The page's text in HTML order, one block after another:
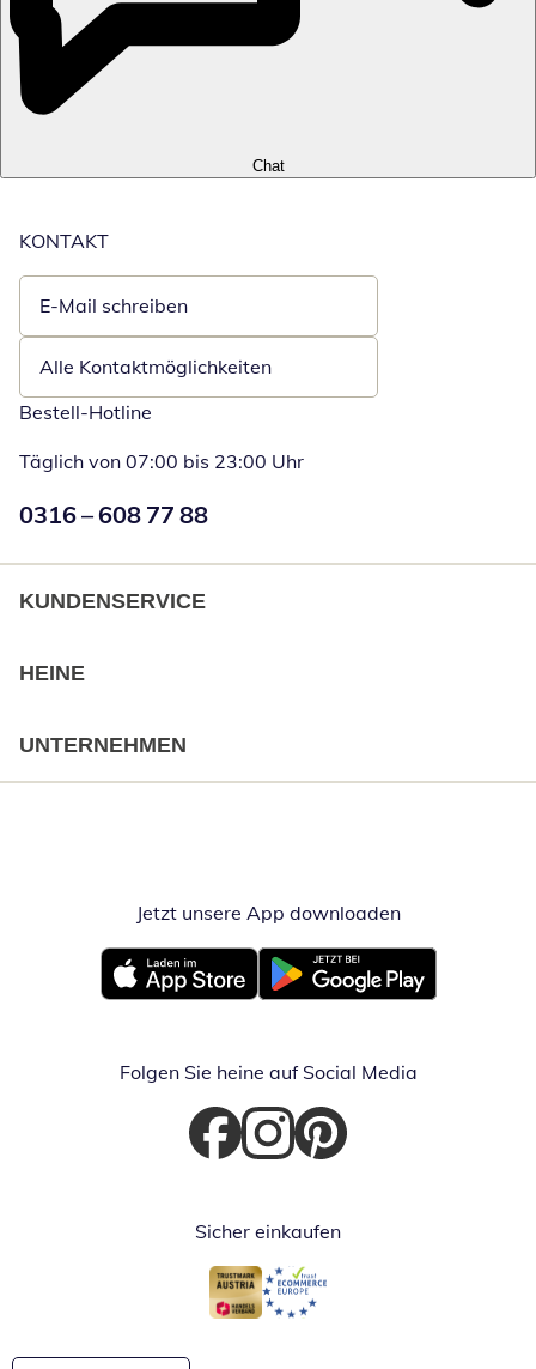
Chat
KONTAKT
E-Mail schreiben
Öffnet E-Mail-Client
Alle Kontaktmöglichkeiten
Bestell-Hotline
Täglich von 07:00 bis 23:00 Uhr
Numéro de téléphone:
0316 – 608 77 88
KUNDENSERVICE
HEINE
UNTERNEHMEN
Jetzt unsere App downloadenÖffnet in
Öffnet in neuem FensterÖffnet in neuem Fenster
Folgen Sie heine auf Social Media
Öffnet in neuem Fenster
Öffnet in neuem Fenster
Öffnet in neuem Fenster
Sicher einkaufen
Öffnet in neuem Fenster
Öffnet in neuem Fenster